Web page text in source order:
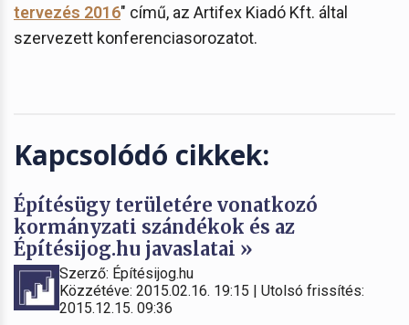
tervezés 2016" című, az Artifex Kiadó Kft. által
szervezett konferenciasorozatot.
Kapcsolódó cikkek:
Építésügy területére vonatkozó
kormányzati szándékok és az
Építésijog.hu javaslatai »
Szerző: Építésijog.hu
Közzétéve: 2015.02.16. 19:15 | Utolsó frissítés:
2015.12.15. 09:36